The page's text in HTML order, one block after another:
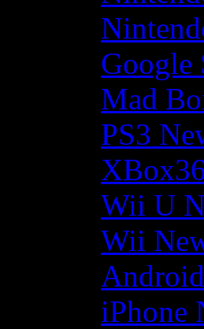
Google
Mad
PS3
Wii U
Wii
iPhone